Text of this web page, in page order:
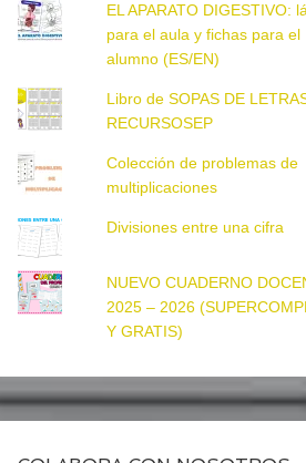
EL APARATO DIGESTIVO:
para el aula y fichas para el
alumno (ES/EN)
Libro de SOPAS DE
RECURSOSEP
Colección de problemas de
multiplicaciones
Divisiones entre una cifra
NUEVO CUADERNO
2025 – 2026
Y GRATIS)